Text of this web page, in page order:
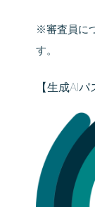
※審査員に
す。
【生成AI